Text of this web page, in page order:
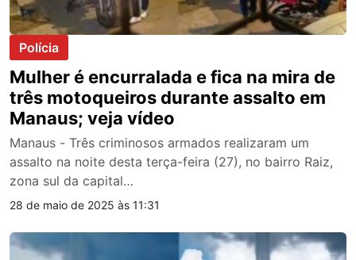
Polícia
Mulher é encurralada e fica na mira de
três motoqueiros durante assalto em
Manaus; veja vídeo
Manaus - Três criminosos armados realizaram um
assalto na noite desta terça-feira (27), no bairro Raiz,
zona sul da capital…
28 de maio de 2025 às 11:31